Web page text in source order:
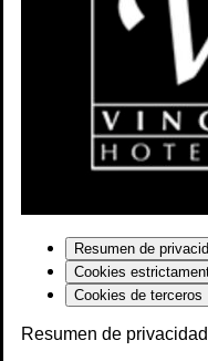
Resumen de
Cookies
Cookies de terceros
Resumen de privacidad